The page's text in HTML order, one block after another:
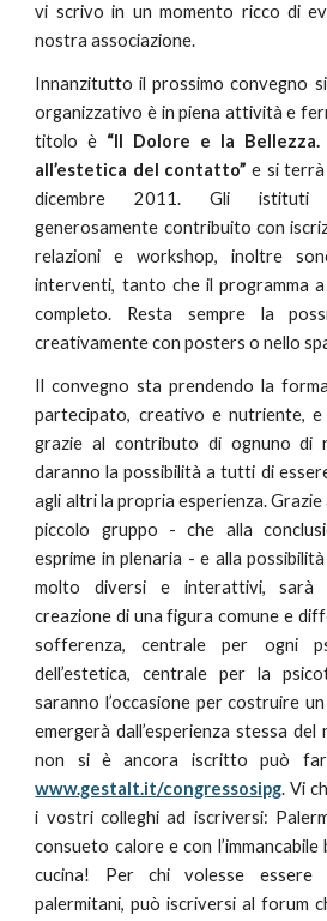
vi scrivo in un momento ricco di
nostra associazione.
Innanzitutto il prossimo convegno
organizzativo è in piena attività e
titolo è “Il Dolore e la Bellezza.
all’estetica del contatto” e si terrà
dicembre 2011. Gli istituti
generosamente contribuito con
relazioni e workshop, inoltre
interventi, tanto che il programma
completo. Resta sempre la
creativamente con posters o nello
Il convegno sta prendendo la
partecipato, creativo e nutriente,
grazie al contributo di ognuno di
daranno la possibilità a tutti di
agli altri la propria esperienza.
piccolo gruppo - che alla
esprime in plenaria - e alla
molto diversi e interattivi, sarà
creazione di una figura comune e
sofferenza, centrale per ogni
dell’estetica, centrale per la
saranno l’occasione per costruire
emergerà dall’esperienza stessa
non si è ancora iscritto può
www.gestalt.it/congressosipg. Vi
i vostri colleghi ad iscriversi:
consueto calore e con
cucina! Per chi volesse essere
palermitani, può iscriversi al forum